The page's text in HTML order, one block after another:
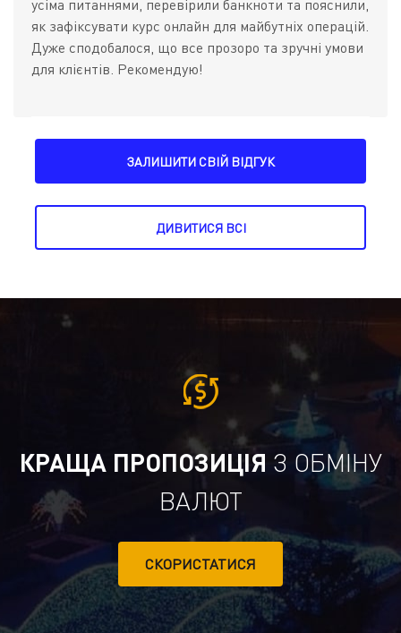
усіма питаннями, перевірили банкноти та пояснили,
як зафіксувати курс онлайн для майбутніх операцій.
Дуже сподобалося, що все прозоро та зручні умови
для клієнтів. Рекомендую!
ЗАЛИШИТИ СВІЙ ВІДГУК
ДИВИТИСЯ ВСІ
КРАЩА ПРОПОЗИЦІЯ З ОБМІНУ
ВАЛЮТ
СКОРИСТАТИСЯ